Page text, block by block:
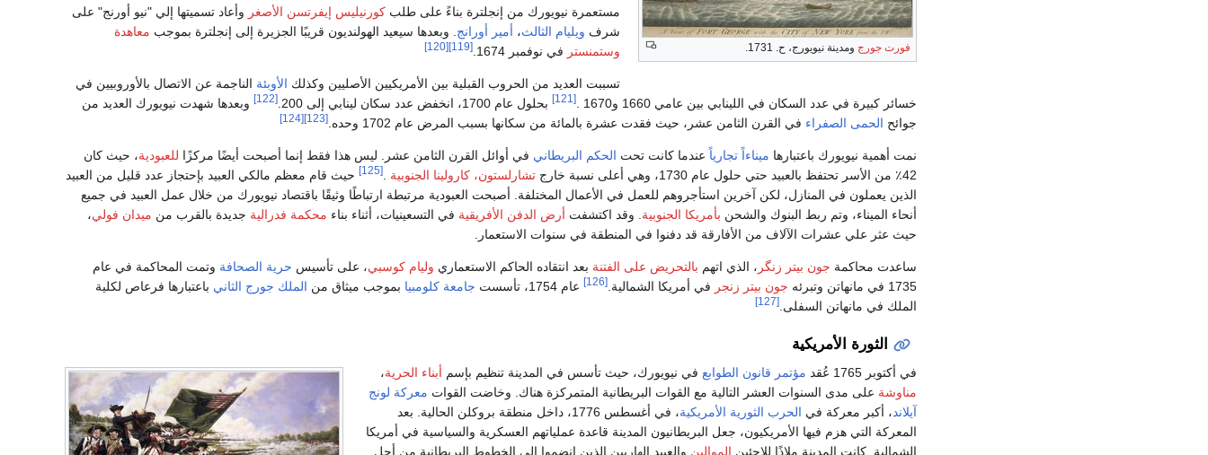
فورت جورج ومدينة نيويورج، ح. 1731.
مستعمرة نيويورك من إنجلترة بناءً على طلب كورنيليس إيفرتسن الأصغر وأعاد تسميتها إلي "نيو أورنج" على
شرف ويليام الثالث، أمير أورانج . وبعدها سيعيد الهولنديون قريبًا الجزيرة إلى إنجلترة بموجب معاهدة
وستمنستر في نوفمبر 1674. [119]
[120]
تسببت العديد من الحروب القبلية بين الأمريكيين الأصليين وكذلك الأوبئة الناجمة عن الاتصال بالأوروبيين في
خسائر كبيرة في عدد السكان في اللينابي بين عامي 1660 و1670 .
[121] بحلول عام 1700، انخفض عدد سكان لينابي إلى 200. [122]
وبعدها شهدت نيويورك العديد من
جوائح الحمى الصفراء في القرن الثامن عشر، حيث فقدت عشرة بالمائة من سكانها بسبب المرض عام 1702 وحده. [123]
[124]
نمت أهمية نيويورك باعتبارها ميناءاً تجارياً عندما كانت تحت الحكم البريطاني في أوائل القرن الثامن عشر. ليس هذا فقط إنما أصبحت أيضًا مركزًا للعبودية، حيث كان
42٪ من الأسر تحتفظ بالعبيد حتي حلول عام 1730، وهي أعلى نسبة خارج
تشارلستون، كارولينا الجنوبية [125]
حيث قام معظم مالكي العبيد بإحتجاز عدد قليل من العبيد
الذين يعملون في المنازل، لكن آخرين استأجروهم للعمل في الأعمال المختلفة. أصبحت العبودية مرتبطة ارتباطًا وثيقًا باقتصاد نيويورك من خلال عمل العبيد في جميع
أنحاء الميناء، وتم ربط البنوك والشحن بأمريكا الجنوبية . وقد اكتشفت أرض الدفن الأفريقية في التسعينيات، أثناء بناء محكمة فدرالية جديدة بالقرب من ميدان فولي،
حيث عثر علي عشرات الآلاف من الأفارقة قد دفنوا في المنطقة في سنوات الاستعمار.
ساعدت محاكمة جون بيتر زنگر ، الذي اتهم بالتحريض على الفتنة بعد انتقاده الحاكم الاستعماري وليام كوسبي، على تأسيس حرية الصحافة وتمت المحاكمة في عام
1735 في مانهاتن وتبرئه
جون بيتر زنجر في أمريكا الشمالية. [126] عام 1754، تأسست جامعة كلومبيا بموجب ميثاق من الملك جورج الثاني باعتبارها فرعاص لكلية
الملك في مانهاتن السفلى. [127]
الثورة الأمريكية
في أكتوبر 1765 عُقد مؤتمر قانون الطوابع في نيويورك، حيث تأسس في المدينة تنظيم بإسم أبناء الحرية،
مناوشة على مدى السنوات العشر التالية مع القوات البريطانية المتمركزة هناك. وخاضت القوات معركة لونج
آيلاند، أكبر معركة في الحرب الثورية الأمريكية
، في أغسطس 1776، داخل منطقة بروكلن الحالية. بعد
المعركة التي هزم فيها الأمريكيون، جعل البريطانيون المدينة قاعدة عملياتهم العسكرية والسياسية في أمريكا
الشمالية. كانت المدينة ملاذًا للاجئين الموالين والعبيد الهاربين الذين انضموا إلى الخطوط البريطانية من أجل